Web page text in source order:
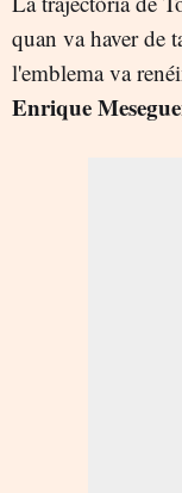
quan va haver de
l'emblema va
Enrique